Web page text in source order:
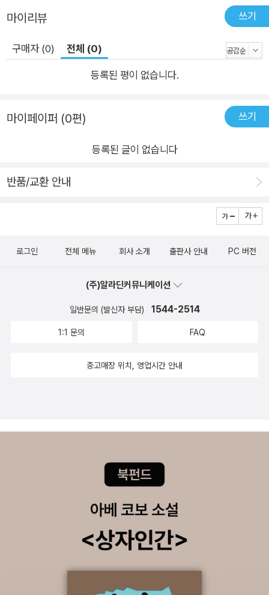
들이 더 나은 내일로 무궁무진하게 나아갈 수 있도록 섬세한 시선
과 따뜻한 가슴을 길러 줄 것입니다. * 01 봄시내는 경찰서를 접
수했어 190x247mm｜무선 | 80쪽 | 박윤우 글 l 이경국 그림 l
12,000원 | ISBN 979-11-90747-03-5 초등학교 6학년 봄시
내는 아이돌 그룹의 열성 팬입니다. 하지만 공부밖에 모르는 엄마
집 센 성격과 버릇 을 고쳐 주려 하지만 경찰서에 간 엄마와 봄시
내에게 뜻 밖의 상황이 벌어집니다. 아이처럼 울음을 터트린 엄마
와 기세등등한 봄시내, 어찌된 일일까요? 월간 책씨앗 선정도서 |
2 편의점 190x247mm｜무선 | 72쪽 | 이영아 글 l 이소영 그림 l
아빠에게 맞는 범수, 유일한 가족 인 할머니가 병원에 입원해서
화가의 편의점을 서 성이지만 오직 두 아이만이 서로를 알아보고
리 주변에 위험에 처한 아이들의 이야기를 담았습니다. 문학나눔
선정도서 | 월간 책씨앗 선정도서 | 학교도서관사서협의회 추천
책씨앗 교과연계 추천도서 03 비밀 결사대, 마을을 지켜라 190x
BN 979-11-90747-14-1 마을에 남은 마지막 주인인 세 할머니
도서 | 책씨앗 교과연계 추천도서 | 한학기 한권읽기 추천도서 |
6쪽 | 김전한 글 l 경자 그림 l 11,000원 ISBN 979-11-90747-6
귀 한 조각이 부활해 감정이 사라진 무채색 세상을 생 기 있고 아
마이리뷰 쓰기
구매자 (0) 전체 (0)
등록된 평이 없습니다.
마이페이퍼 (0편) 쓰기
등록된 글이 없습니다
반품/교환 안내
로그인 전체 메뉴 회사 소개 출판사 안내 PC 버전
(주)알라딘커뮤니케이션
일반문의 (발신자 부담) 1544-2514
1:1 문의 FAQ
중고매장 위치, 영업시간 안내